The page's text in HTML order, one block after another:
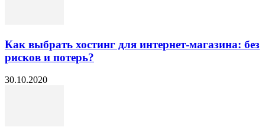
Как выбрать хостинг для интернет-магазина: без
рисков и потерь?
30.10.2020